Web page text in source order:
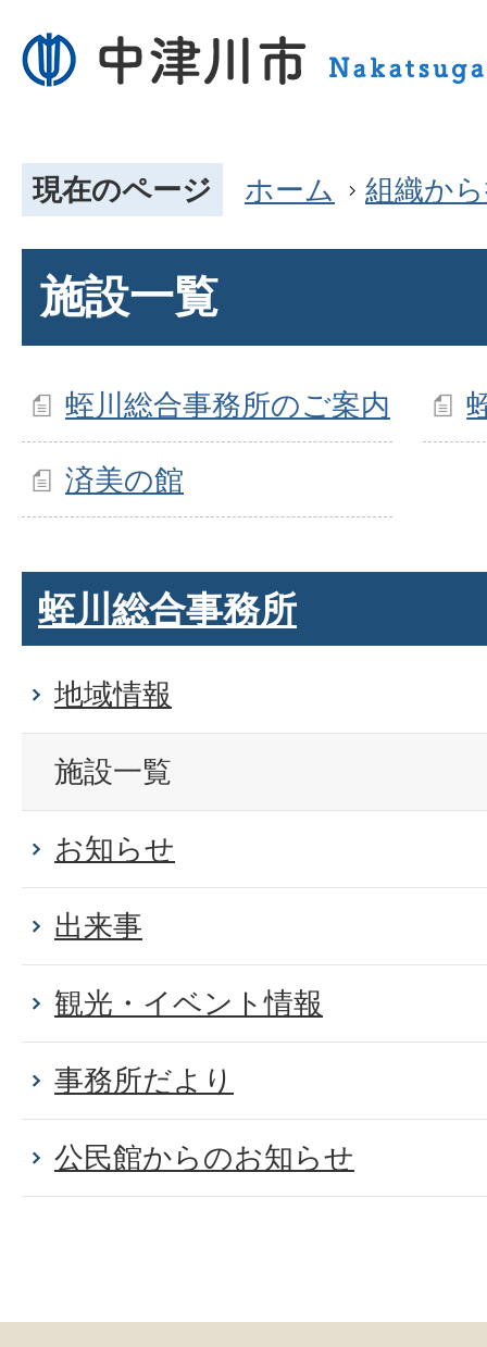
現在のページ ホーム 組織か
施設一覧
蛭川総合事務所のご案内
済美の館
蛭川総合事務所
地域情報
施設一覧
お知らせ
出来事
観光・イベント情報
事務所だより
公民館からのお知らせ